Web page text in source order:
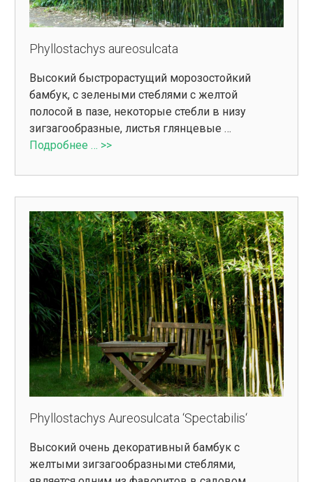
Phyllostachys aureosulcata
Высокий быстрорастущий морозостойкий
бамбук, с зелеными стеблями с желтой
полосой в пазе, некоторые стебли в низу
зигзагообразные, листья глянцевые …
Подробнее … >>
Phyllostachys Aureosulcata ‘Spectabilis‘
Высокий очень декоративный бамбук с
желтыми зигзагообразными стеблями,